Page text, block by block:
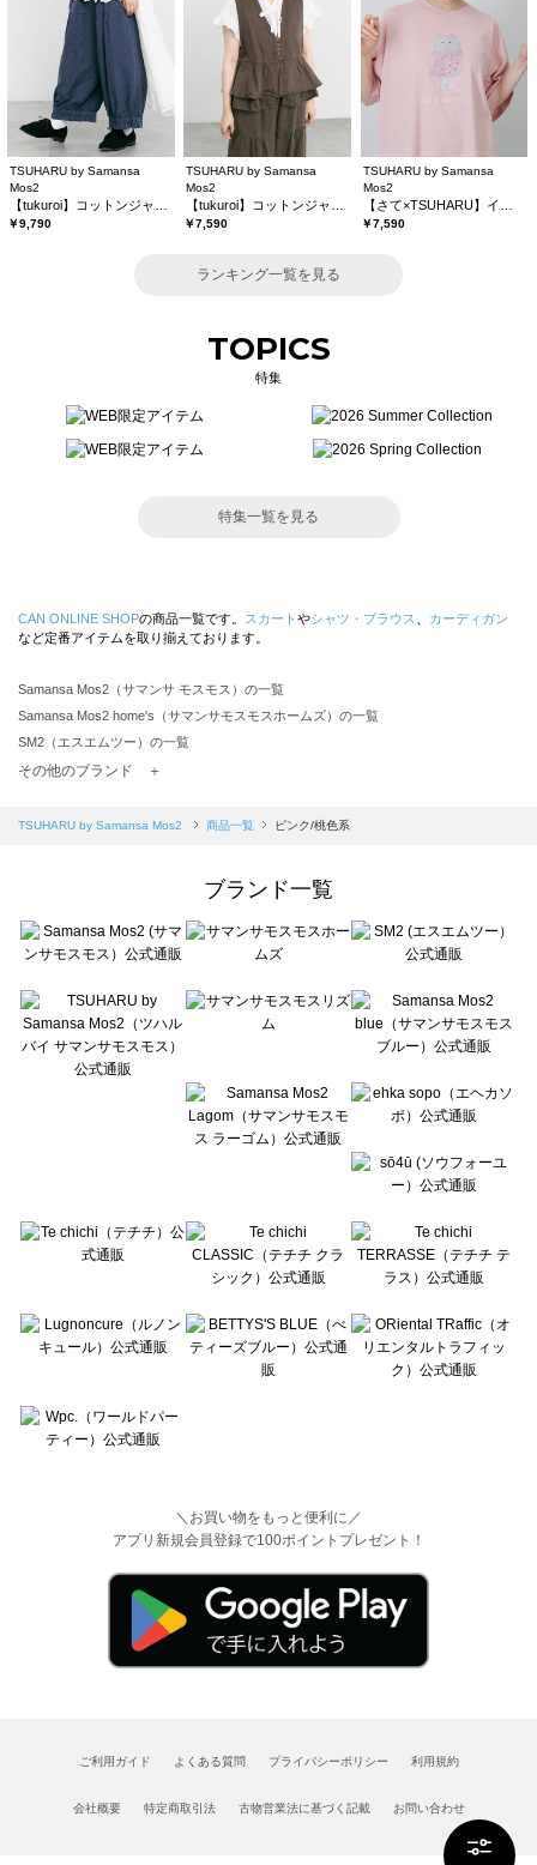
TSUHARU by Samansa
Mos2
￥9,790
TSUHARU by Samansa
Mos2
￥7,590
TSUHARU by Samansa
Mos2
￥7,590
ランキング一覧を見る
TOPICS
特集
特集一覧を見る
CAN ONLINE SHOPの商品一覧です。 スカート やシャツ・ブラウス
カーディガン
など定番アイテムを取り揃えております。
Samansa Mos2（サマンサ モスモス）の一覧
Samansa Mos2 home's（サマンサモスモスホームズ）の一覧
SM2（エスエムツー）の一覧
TSUHARU by Samansa Mos2（ツハルバイサマンサモスモス）の一覧
Samansa Mos2 blue（サマンサモスモス ブルー）の一覧
Te chichi（テチチ）の一覧
Te chichi CLASSIC（テチチ クラシック）の一覧
Lugnoncure（ルノンキュール）の一覧
BETTY'S BLUE（べティーズブルー）の一覧
Wpc.（ワールドパーティー）の一覧
その他のブランド ＋
TSUHARU by Samansa Mos2 商品一覧 ピンク/桃色系
ブランド一覧
＼お買い物をもっと便利に／
アプリ新規会員登録で100ポイントプレゼント！
ご利用ガイド よくある質問 プライバシーポリシー 利用規約
会社概要 特定商取引法 古物営業法に基づく記載 お問い合わせ